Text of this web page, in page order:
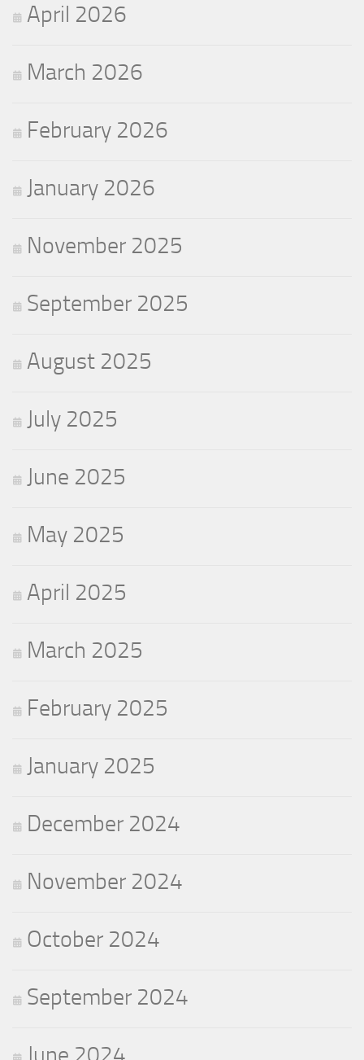
April 2026
March 2026
February 2026
January 2026
November 2025
September 2025
August 2025
July 2025
June 2025
May 2025
April 2025
March 2025
February 2025
January 2025
December 2024
November 2024
October 2024
September 2024